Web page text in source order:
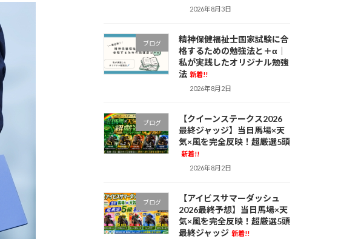
2026年8月3日
ブログ
精神保健福祉士国家試験に合
格するための勉強法と＋α｜
私が実践したオリジナル勉強
法 新着!!
2026年8月2日
ブログ
【クイーンステークス2026
最終ジャッジ】当日馬場×天
気×風を完全反映！超厳選5頭
新着!!
2026年8月2日
ブログ
【アイビスサマーダッシュ
2026最終予想】当日馬場×天
気×風を完全反映！超厳選5頭
最終ジャッジ 新着!!